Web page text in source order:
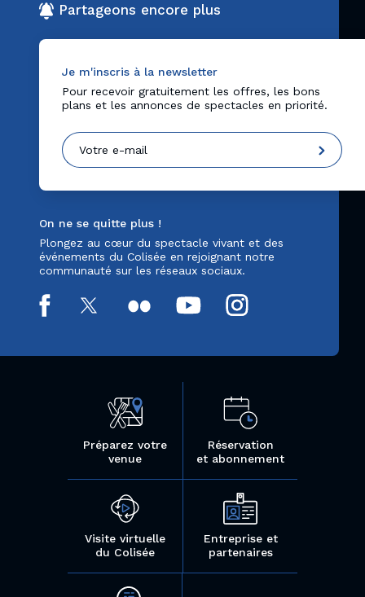
Partageons encore plus
Je m'inscris à la newsletter
Pour recevoir gratuitement les offres, les bons
plans et les annonces de spectacles en priorité.
On ne se quitte plus !
Plongez au cœur du spectacle vivant et des
événements du Colisée en rejoignant notre
communauté sur les réseaux sociaux.
Préparez votre
venue
Réservation
et abonnement
Visite virtuelle
du Colisée
Entreprise et
partenaires